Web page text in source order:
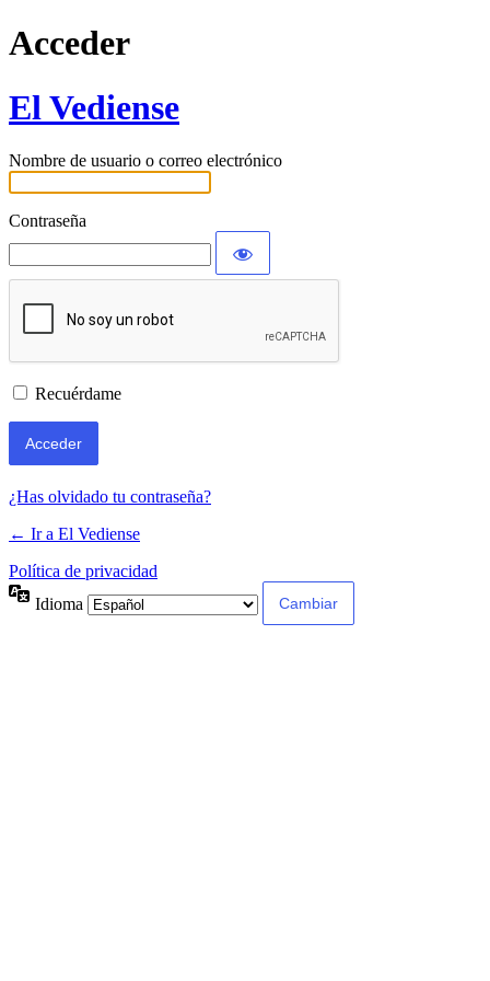
Acceder
El Vediense
Nombre de usuario o correo electrónico
Contraseña
Recuérdame
¿Has olvidado tu contraseña?
← Ir a El Vediense
Política de privacidad
Idioma